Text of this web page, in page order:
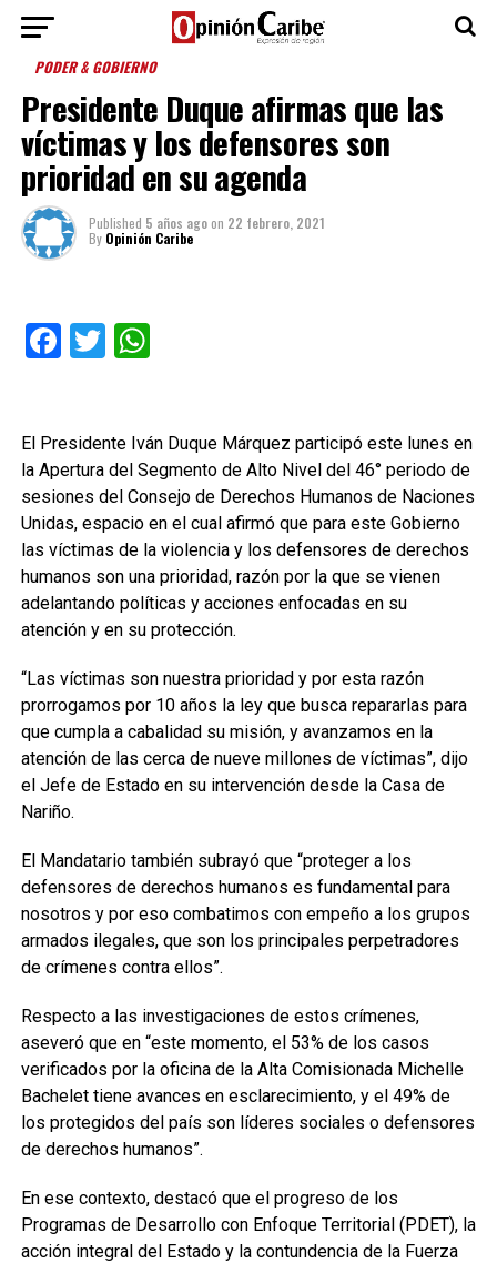
PODER & GOBIERNO
Presidente Duque afirmas que las
víctimas y los defensores son
prioridad en su agenda
Published 5 años agoon 22 febrero, 2021
By Opinión Caribe
Facebook
TwitterWhatsApp
El Presidente Iván Duque Márquez participó este lunes en
la Apertura del Segmento de Alto Nivel del 46° periodo de
sesiones del Consejo de Derechos Humanos de Naciones
Unidas, espacio en el cual afirmó que para este Gobierno
las víctimas de la violencia y los defensores de derechos
humanos son una prioridad, razón por la que se vienen
adelantando políticas y acciones enfocadas en su
atención y en su protección.
“Las víctimas son nuestra prioridad y por esta razón
prorrogamos por 10 años la ley que busca repararlas para
que cumpla a cabalidad su misión, y avanzamos en la
atención de las cerca de nueve millones de víctimas”, dijo
el Jefe de Estado en su intervención desde la Casa de
Nariño.
El Mandatario también subrayó que “proteger a los
defensores de derechos humanos es fundamental para
nosotros y por eso combatimos con empeño a los grupos
armados ilegales, que son los principales perpetradores
de crímenes contra ellos”.
Respecto a las investigaciones de estos crímenes,
aseveró que en “este momento, el 53% de los casos
verificados por la oficina de la Alta Comisionada Michelle
Bachelet tiene avances en esclarecimiento, y el 49% de
los protegidos del país son líderes sociales o defensores
de derechos humanos”.
En ese contexto, destacó que el progreso de los
Programas de Desarrollo con Enfoque Territorial (PDET), la
acción integral del Estado y la contundencia de la Fuerza